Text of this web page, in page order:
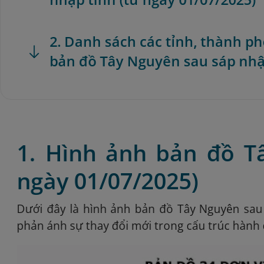
2. Danh sách các tỉnh, thành
bản đồ Tây Nguyên sau sáp
1. Hình ảnh bản đồ
ngày 01/07/2025)
Dưới đây là hình ảnh bản đồ Tây Nguyên
phản ánh sự thay đổi mới trong cấu trúc hành